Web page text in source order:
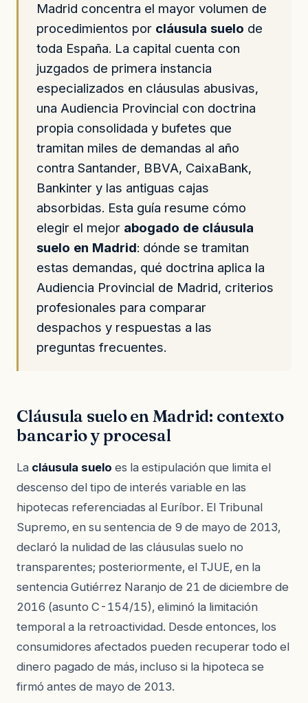
Madrid concentra el mayor volumen de
procedimientos por cláusula suelo de
toda España. La capital cuenta con
juzgados de primera instancia
especializados en cláusulas abusivas,
una Audiencia Provincial con doctrina
propia consolidada y bufetes que
tramitan miles de demandas al año
contra Santander, BBVA, CaixaBank,
Bankinter y las antiguas cajas
absorbidas. Esta guía resume cómo
elegir el mejor abogado de cláusula
suelo en Madrid: dónde se tramitan
estas demandas, qué doctrina aplica la
Audiencia Provincial de Madrid, criterios
profesionales para comparar
despachos y respuestas a las
preguntas frecuentes.
Cláusula suelo en Madrid: contexto
bancario y procesal
La cláusula suelo es la estipulación que limita el
descenso del tipo de interés variable en las
hipotecas referenciadas al Euríbor. El Tribunal
Supremo, en su sentencia de 9 de mayo de 2013,
declaró la nulidad de las cláusulas suelo no
transparentes; posteriormente, el TJUE, en la
sentencia Gutiérrez Naranjo de 21 de diciembre de
2016 (asunto C-154/15), eliminó la limitación
temporal a la retroactividad. Desde entonces, los
consumidores afectados pueden recuperar todo el
dinero pagado de más, incluso si la hipoteca se
firmó antes de mayo de 2013.